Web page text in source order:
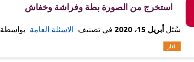
استخرج من الصورة بطة وفراشة وخفاش
سُئل أبريل 15، 2020 في تصنيف الاسئلة العامة بواسطة
الغاز